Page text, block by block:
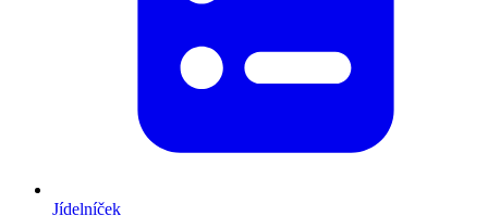
Jídelníček